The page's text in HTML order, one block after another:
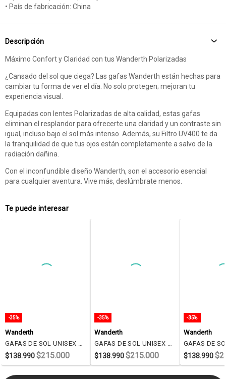
• País de fabricación: China
Descripción
Máximo Confort y Claridad con tus Wanderth Polarizadas
¿Cansado del sol que ciega? Las gafas Wanderth están hechas para
cambiar tu forma de ver el día. No solo protegen; mejoran tu
experiencia visual.
Equipadas con lentes Polarizadas de alta calidad, estas gafas
eliminan el resplandor para ofrecerte una claridad y un contraste sin
igual, incluso bajo el sol más intenso. Además, su Filtro UV400 te da
la tranquilidad de que tus ojos están completamente a salvo de la
radiación dañina.
Con el inconfundible diseño Wanderth, son el accesorio esencial
para cualquier aventura. Vive más, deslúmbrate menos.
Te puede interesar
-35%
Wanderth
GAFAS DE SOL UNISEX WANDERTH FILTRO UV400 CON LENTES POLARIZADOS-DORADO-AZUL-4628
$138.990$215.000
-35%
Wanderth
GAFAS DE SOL UNISEX WANDERTH FILTRO UV400 CON LENTES POLARIZADOS-AZUL-ROJO-7213
$138.990$215.000
-35%
Wanderth
$138.990